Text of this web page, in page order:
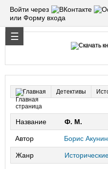
Войти через
или Форму входа
Главная Детективы
Название Ф. М.
Автор Борис Акунин
Жанр